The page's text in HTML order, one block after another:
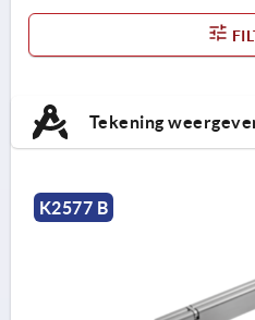
Tekening
K2577 B